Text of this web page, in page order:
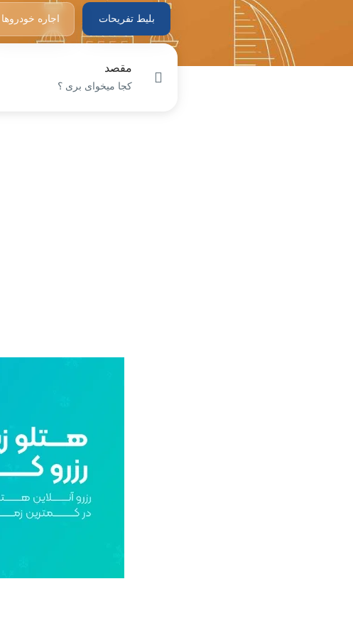
بلیط تفریحات اجاره خودروها
مقصد